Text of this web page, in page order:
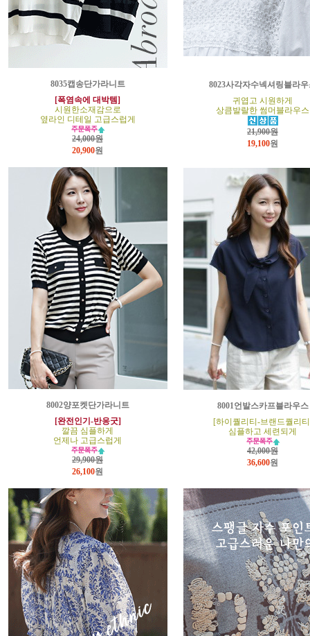
8035캡송단가라니트
[폭염속에 대박템]
시원한소재감으로
옆라인 디테일 고급스럽게
24,000원
20,900원
8023사각자수넥셔링블라우
귀엽고 시원하게
상큼발랄한 썸머블라우스
21,900원
19,100원
8002양포켓단가라니트
[완전인기-반응굿]
깔끔 심플하게
언제나 고급스럽게
29,900원
26,100원
8001언발스카프블라우스
[하이퀄리티-브랜드퀄리
심플하고 세련되게
42,000원
36,600원